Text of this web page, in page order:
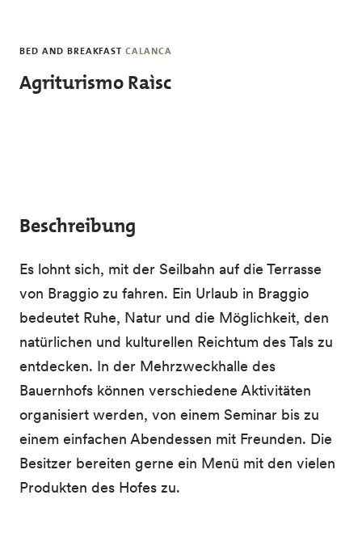
BED AND BREAKFAST CALANCA
Agriturismo Raìsc
Beschreibung
Es lohnt sich, mit der Seilbahn auf die Terrasse
von Braggio zu fahren. Ein Urlaub in Braggio
bedeutet Ruhe, Natur und die Möglichkeit, den
natürlichen und kulturellen Reichtum des Tals zu
entdecken. In der Mehrzweckhalle des
Bauernhofs können verschiedene Aktivitäten
organisiert werden, von einem Seminar bis zu
einem einfachen Abendessen mit Freunden. Die
Besitzer bereiten gerne ein Menü mit den vielen
Produkten des Hofes zu.